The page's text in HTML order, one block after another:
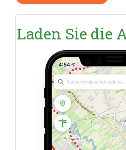
Laden Sie die